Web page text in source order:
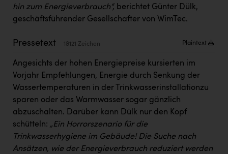
RE/MAX Welcome
Ruderclub Wels
SCRI - Salzburg Cancer Research Institute
SCHMACHTL GmbH
Schwingshandl - automation technology gmbh
Seher + Partner
hin zum Energieverbrauch“, berichtet Günter Dülk,
geschäftsführender Gesellschafter von WimTec.
Pressetext 18121 Zeichen Plaintext
Angesichts der hohen Energiepreise kursierten im
Vorjahr Empfehlungen, Energie durch Senkung der
Wassertemperaturen in der Trinkwasserinstallationzu
sparen oder das Warmwasser sogar gänzlich
abzuschalten. Darüber kann Dülk nur den Kopf
schütteln: „Ein Horrorszenario für die
Trinkwasserhygiene im Gebäude! Die Suche nach
Ansätzen, wie der Energieverbrauch reduziert werden